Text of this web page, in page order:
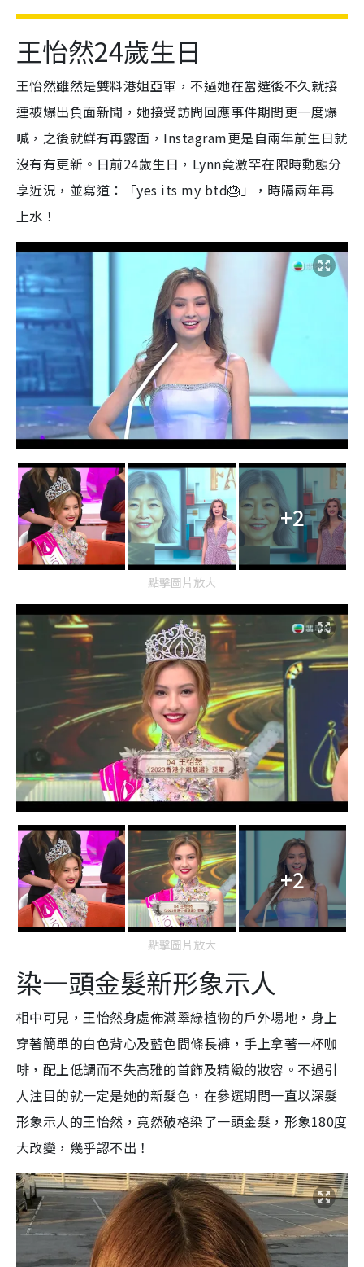
王怡然24歲生日
王怡然雖然是雙料港姐亞軍，不過她在當選後不久就接
連被爆出負面新聞，她接受訪問回應事件期間更一度爆
喊，之後就鮮有再露面，Instagram更是自兩年前生日就
沒有有更新。日前24歲生日，Lynn竟激罕在限時動態分
享近況，並寫道：「yes its my btd🎂」，時隔兩年再
上水！
+2
點擊圖片放大
+2
點擊圖片放大
染一頭金髮新形象示人
相中可見，王怡然身處佈滿翠綠植物的戶外場地，身上
穿著簡單的白色背心及藍色間條長褲，手上拿著一杯咖
啡，配上低調而不失高雅的首飾及精緻的妝容。不過引
人注目的就一定是她的新髮色，在參選期間一直以深髮
形象示人的王怡然，竟然破格染了一頭金髮，形象180度
大改變，幾乎認不出！